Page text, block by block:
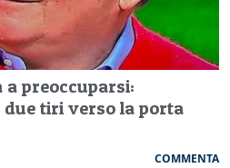
preoccuparsi:
tiri verso la porta
COMMENTA